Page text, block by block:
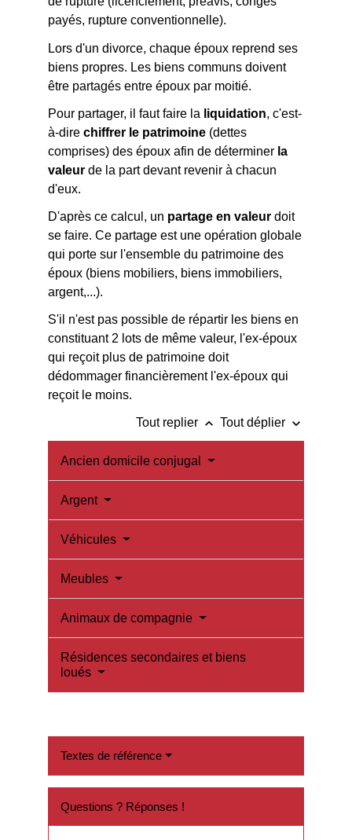
payés, rupture conventionnelle).
Lors d'un divorce, chaque époux reprend ses
biens propres. Les biens communs doivent
être partagés entre époux par moitié.
Pour partager, il faut faire la liquidation, c'est-
à-direchiffrer le patrimoine (dettes
comprises) des époux afin de déterminer la
valeur de la part devant revenir à chacun
d'eux.
D'après ce calcul, un partage en valeur doit
se faire. Ce partage est une opération globale
qui porte sur l'ensemble du patrimoine des
époux (biens mobiliers, biens immobiliers,
argent,...).
S'il n'est pas possible de répartir les biens en
constituant 2 lots de même valeur, l'ex-époux
qui reçoit plus de patrimoine doit
dédommager financièrement l'ex-époux qui
reçoit le moins.
Tout replier keyboard_arrow_up Tout déplier keyboard_arrow_down
Ancien domicile conjugal
Argent
Véhicules
Meubles
Animaux de compagnie
Résidences secondaires et biens
loués
Textes de référence
Questions ? Réponses !